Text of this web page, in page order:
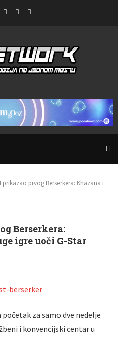
prikazao prvog Berserkera: Khazana i
Berserkera:
igre uoči G-Star
za samo dve nedelje
i konvencijski centar u